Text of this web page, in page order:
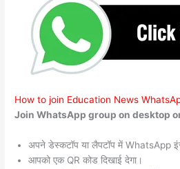
How to join Education News
Join WhatsApp group on desktop
अपने डेस्कटॉप या लैपटॉप में WhatsApp
आपको एक QR कोड दिखाई देगा।